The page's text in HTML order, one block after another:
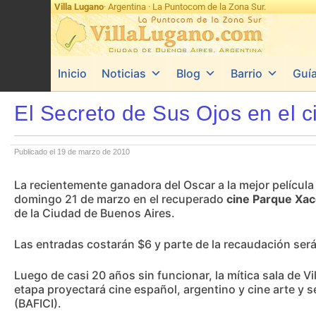
Villa Lugano· Argentina · La Puntocom de la Zona Sur.
Inicio Noticias Blog Barrio
El Secreto de Sus Ojos en el
Publicado el 19 de marzo de 2010
La recientemente ganadora del Oscar a la mejor
domingo 21 de marzo en el recuperado cine Parque
de la Ciudad de Buenos Aires.
Las entradas costarán $6 y parte de la recaudación
Luego de casi 20 años sin funcionar, la mítica sala de
etapa proyectará cine español, argentino y cine arte y
(BAFICI).